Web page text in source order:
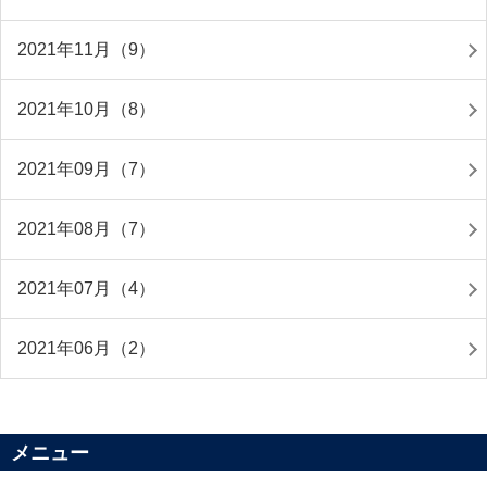
2021年11月（9）
2021年10月（8）
2021年09月（7）
2021年08月（7）
2021年07月（4）
2021年06月（2）
メニュー